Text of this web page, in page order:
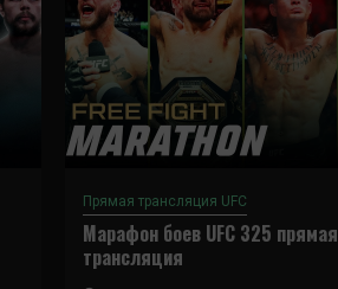
Прямая трансляция UFC
Марафон боев UFC 325 прямая
трансляция